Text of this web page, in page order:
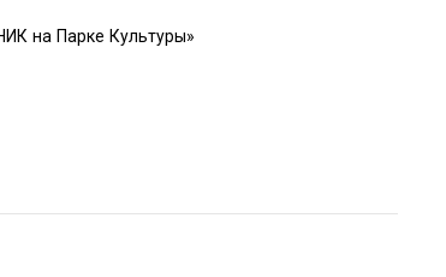
на Парке Культуры»